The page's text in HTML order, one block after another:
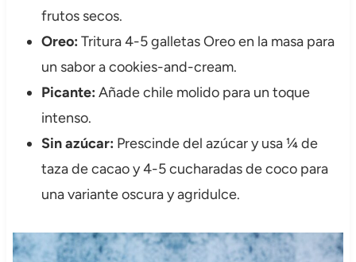
frutos secos.
Oreo: Tritura 4-5 galletas Oreo en la masa para
un sabor a cookies-and-cream.
Picante: Añade chile molido para un toque
intenso.
Sin azúcar: Prescinde del azúcar y usa ¼ de
taza de cacao y 4-5 cucharadas de coco para
una variante oscura y agridulce.